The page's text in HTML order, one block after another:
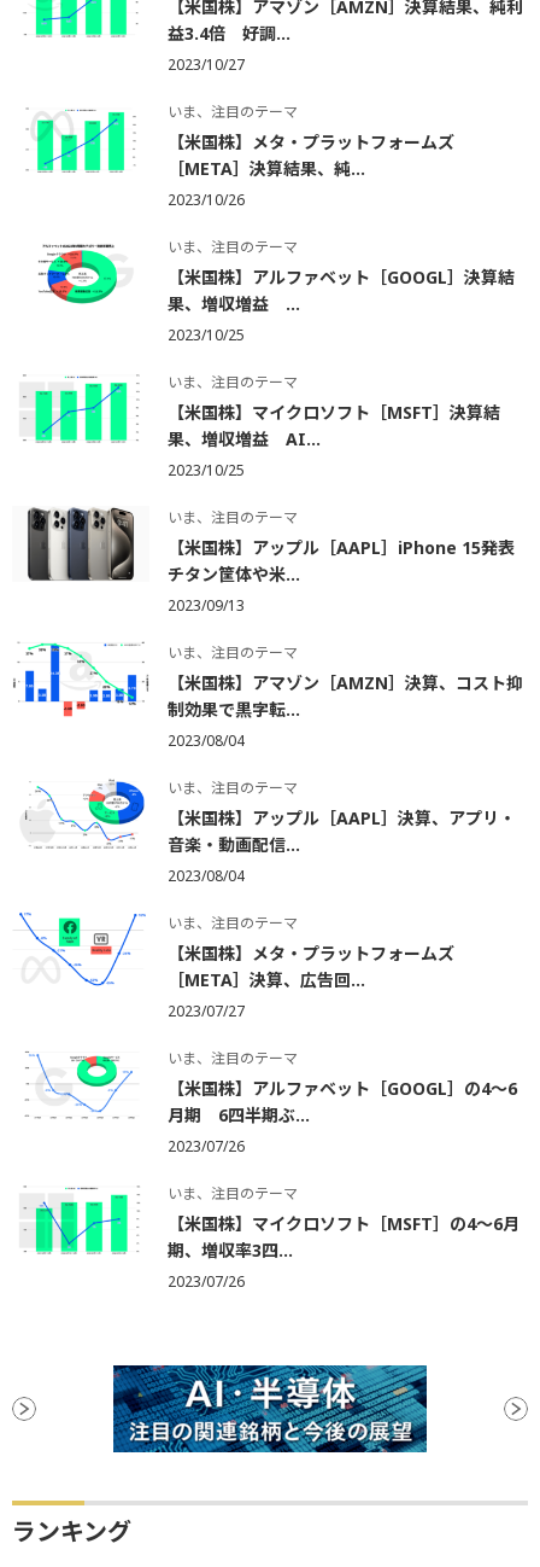
【米国株】アマゾン［AMZN］決算結果、純利
益3.4倍 好調...
2023/10/27
いま、注目のテーマ
【米国株】メタ・プラットフォームズ
［META］決算結果、純...
2023/10/26
いま、注目のテーマ
【米国株】アルファベット［GOOGL］決算結
果、増収増益 ...
2023/10/25
いま、注目のテーマ
【米国株】マイクロソフト［MSFT］決算結
果、増収増益 AI...
2023/10/25
いま、注目のテーマ
【米国株】アップル［AAPL］iPhone 15発表
チタン筐体や米...
2023/09/13
いま、注目のテーマ
【米国株】アマゾン［AMZN］決算、コスト抑
制効果で黒字転...
2023/08/04
いま、注目のテーマ
【米国株】アップル［AAPL］決算、アプリ・
音楽・動画配信...
2023/08/04
いま、注目のテーマ
【米国株】メタ・プラットフォームズ
［META］決算、広告回...
2023/07/27
いま、注目のテーマ
【米国株】アルファベット［GOOGL］の4～6
月期 6四半期ぶ...
2023/07/26
いま、注目のテーマ
【米国株】マイクロソフト［MSFT］の4～6月
期、増収率3四...
2023/07/26
ランキング